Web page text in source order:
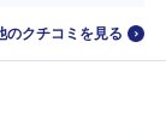
のクチコミを見る